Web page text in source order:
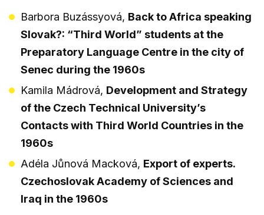
Barbora Buzássyová, Back to Africa speaking
Slovak?: “Third World” students at the
Preparatory Language Centre in the city of
Senec during the 1960s
Kamila Mádrová, Development and Strategy
of the Czech Technical University’s
Contacts with Third World Countries in the
1960s
Adéla Jůnová Macková, Export of experts.
Czechoslovak Academy of Sciences and
Iraq in the 1960s